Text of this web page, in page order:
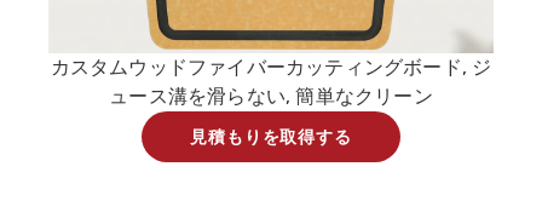
カスタムウッドファイバーカッティングボード, ジ
ュース溝を滑らない, 簡単なクリーン
見積もりを取得する